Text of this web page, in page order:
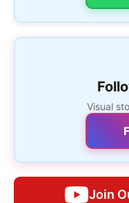
Visual
Join